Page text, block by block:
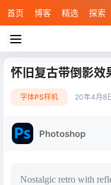
首页 博客 精选 探索
怀旧复古带倒影效
字体PS样机 20年4月8
Photoshop
Nostalgic retro with